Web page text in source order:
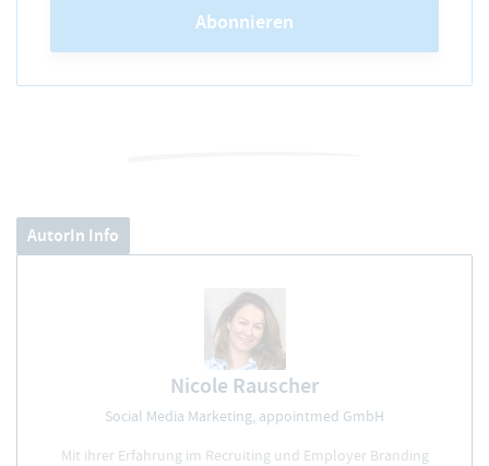
Abonnieren
AutorIn Info
Nicole Rauscher
Social Media Marketing, appointmed GmbH
Mit ihrer Erfahrung im Recruiting und Employer Branding